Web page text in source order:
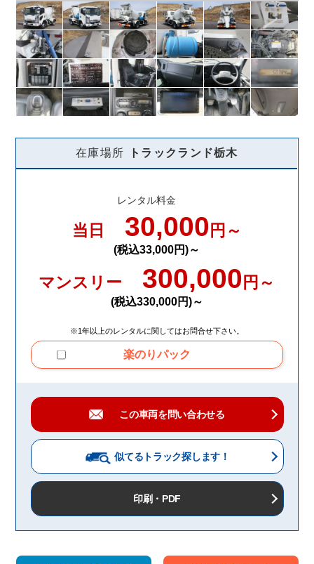
在庫場所 トラックランド栃木
レンタル料金
当日 30,000 円～
(税込33,000円)～
マンスリー 300,000 円～
(税込330,000円)～
※1年以上のレンタルに関してはお問合せ下さい。
楽のりパック
この車両を問い合わせる
似てるトラック探します！
印刷・PDF